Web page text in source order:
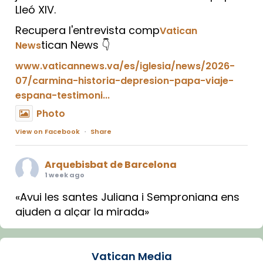
Lleó XIV.
Recupera l'entrevista compVatican
Newstican News 👇
www.vaticannews.va/es/iglesia/news/2026-
07/carmina-historia-depresion-papa-viaje-
espana-testimoni...
Photo
View on Facebook · Share
Arquebisbat de Barcelona
1 week ago
«Avui les santes Juliana i Semproniana ens
ajuden a alçar la mirada»
Mons. Sergi Gordo, bisbe de Tortosa, ha
Vatican Media